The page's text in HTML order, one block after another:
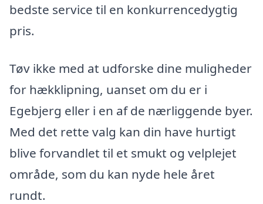
bedste service til en konkurrencedygtig
pris.
Tøv ikke med at udforske dine muligheder
for hækklipning, uanset om du er i
Egebjerg eller i en af de nærliggende byer.
Med det rette valg kan din have hurtigt
blive forvandlet til et smukt og velplejet
område, som du kan nyde hele året
rundt.